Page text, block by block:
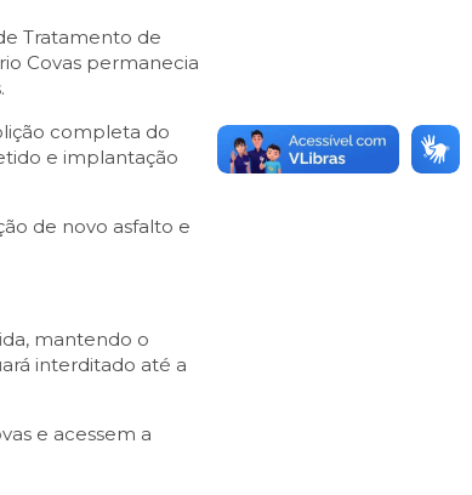
Tratamento de
Covas permanecia
completa do
e implantação
de novo asfalto e
mantendo o
interditado até a
e acessem a